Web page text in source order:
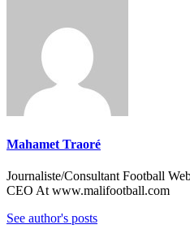
Mahamet Traoré
Journaliste/Consultant Football
CEO At www.malifootball.com
See author's posts